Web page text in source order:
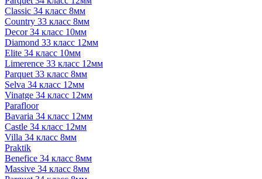
Classic 34 класс 8мм
Country 33 класс 8мм
Decor 34 класс 10мм
Diamond 33 класс 12мм
Elite 34 класс 10мм
Limerence 33 класс 12мм
Parquet 33 класс 8мм
Selva 34 класс 12мм
Vinatge 34 класс 12мм
Parafloor
Bavaria 34 класс 12мм
Castle 34 класс 12мм
Villa 34 класс 8мм
Praktik
Benefice 34 класс 8мм
Massive 34 класс 8мм